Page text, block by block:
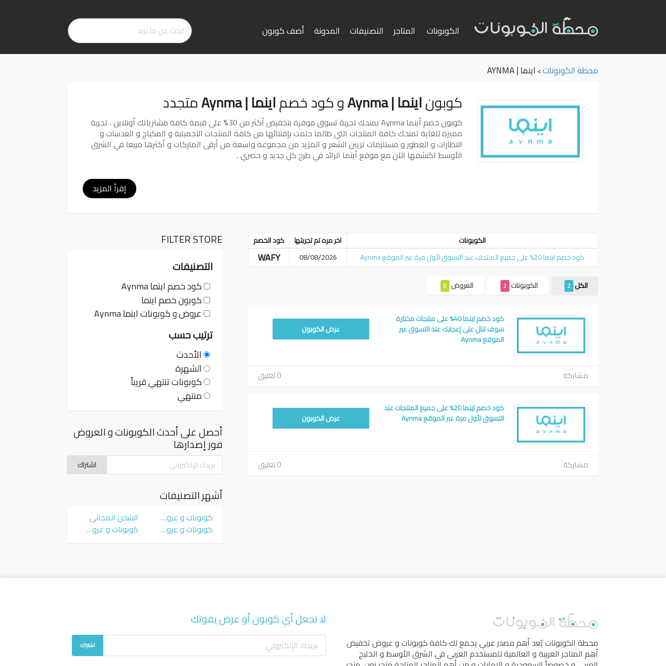
إلى
المحتوى
الكوبونات المتاجر التصنيفات المدونة أضف كوبون
محطة الكوبونات> اينما | AYNMA
إقرأ المزيد
كوبوناينما | Aynma و كود خصماينما | Aynma متجدد
كوبون خصم أينما Aynma يمنحك تجربة تسوق موفرة بتخفيض أكثر من 30% على قيمة كافة مشترياتك أونلاين ، تجربة
مميزة للغاية تمنحك كافة المنتجات التي طالما حلمت بإقتنائها من كافة المنتجات التجميلية و المكياج و العدسات و
النظارات و العطور و مستلزمات تزيين الشعر و المزيد من مجموعة واسعة من أرقى الماركات و أكثرها مبيعا في الشرق
الأوسط اكتشفها الآن مع موقع أينما الرائد في طرح كل جديد و حصري .
الكوبونات اخر مره تم تجربتها
كود الخصم
كود خصم اينما 20% على جميع المنتجات عند التسوق لأول مرة عبر الموقع Aynma
08/08/2026
WAFY
الكل 2 الكوبونات 2 العروض 0
كود خصم اينما 40% على منتجات مختارة
سوف تنال على إعجابك عند التسوق عبر
الموقع Aynma
عرض الكوبون
مشاركة 0 تعليق
كود خصم اينما 20% على جميع المنتجات عند
التسوق لأول مرة عبر الموقع Aynma
عرض الكوبون
مشاركة 0 تعليق
FILTER STORE
التصنيفات
كود خصم اينما Aynma
كوبون خصم اينما
عروض و كوبونات اينما Aynma
ترتيب حسب
الأحدث
الشهرة
كوبونات تنتهي قريباً
منتهي
أحصل على أحدث الكوبونات و العروض
فور إصدارها
اشتراك
أشهر التصنيفات
كوبونات و عروض سوق كوم
الشحن المجاني
كوبونات و عروض نمشي Namshi
كوبونات و عروض نون Noon
محطة الكوبوناتيُعد أهم مصدر عربي يجمع لك كافة كوبونات و عروض تخفيض
أهم المتاجر العربية و العالمية للمستخدم العربي في الشرق الأوسط و الخليج
لا تجعل أي كوبون أو عرض يفوتك
اشتراك